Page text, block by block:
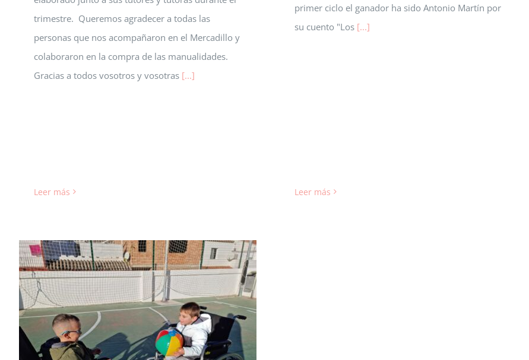
trimestre. Queremos agradecer a todas las
personas que nos acompañaron en el Mercadillo y
colaboraron en la compra de las manualidades.
Gracias a todos vosotros y vosotras [...]
Leer más
primer ciclo el ganador ha sido Antonio Martín por
su cuento "Los [...]
Leer más